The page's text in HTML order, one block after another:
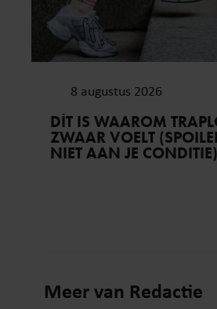
8 augustus 2026
DÍT IS WAAROM
ZWAAR VOELT
NIET AAN JE CONDITIE)
Meer van Redactie